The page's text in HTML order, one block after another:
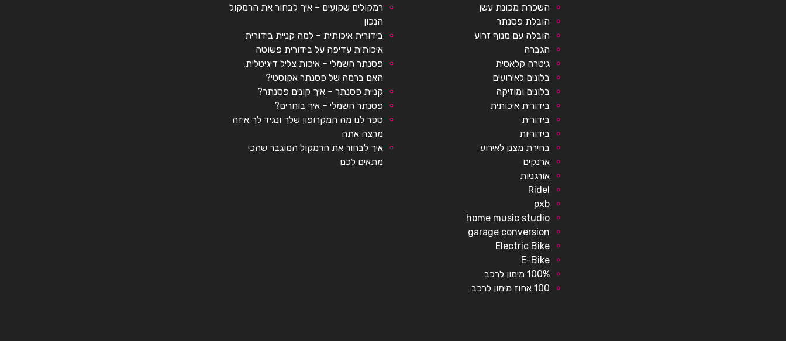
השכרת מכונת עשן
הובלת פסנתר
הובלה עם מנוף זרוע
הגברה
גיטרה קלאסית
בלונים לאירועים
בלונים ומוזיקה
בידורית איכותית
בידורית
בידוריות
בחירת מצנן לאירוע
ארנקים
אורגניות
Ridel
pxb
home music studio
garage conversion
Electric Bike
E-Bike
100% מימון לרכב
100 אחוז מימון לרכב
רמקולים שקועים – איך לבחור את הרמקול
הנכון
בידורית איכותית – למה קניית בידורית
איכותית עדיפה על בידורית פשוטה
פסנתר חשמלי – איכות צליל דיגיטלית,
האם ברמה של פסנתר אקוסטי?
קניית פסנתר – איך קונים פסנתר?
פסנתר חשמלי – איך בוחרים?
ספר לנו מה המקרופון שלך ונגיד לך איזה
מרצה אתה
איך לבחור את הרמקול המוגבר שהכי
מתאים לכם